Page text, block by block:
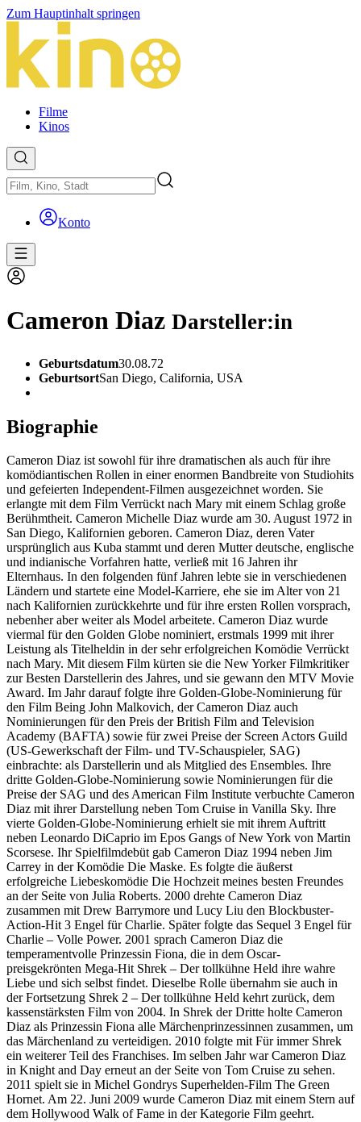
Zum Hauptinhalt springen
Filme
Kinos
Konto
Cameron Diaz Darsteller:in
Geburtsdatum30.08.72
GeburtsortSan Diego, California, USA
Biographie
Cameron Diaz ist sowohl für ihre dramatischen als auch für ihre
komödiantischen Rollen in einer enormen Bandbreite von Studiohits
und gefeierten Independent-Filmen ausgezeichnet worden. Sie
erlangte mit dem Film Verrückt nach Mary mit einem Schlag große
Berühmtheit. Cameron Michelle Diaz wurde am 30. August 1972 in
San Diego, Kalifornien geboren. Cameron Diaz, deren Vater
ursprünglich aus Kuba stammt und deren Mutter deutsche, englische
und indianische Vorfahren hatte, verließ mit 16 Jahren ihr
Elternhaus. In den folgenden fünf Jahren lebte sie in verschiedenen
Ländern und startete eine Model-Karriere, ehe sie im Alter von 21
nach Kalifornien zurückkehrte und für ihre ersten Rollen vorsprach,
nebenher aber weiter als Model arbeitete. Cameron Diaz wurde
viermal für den Golden Globe nominiert, erstmals 1999 mit ihrer
Leistung als Titelheldin in der sehr erfolgreichen Komödie Verrückt
nach Mary. Mit diesem Film kürten sie die New Yorker Filmkritiker
zur Besten Darstellerin des Jahres, und sie gewann den MTV Movie
Award. Im Jahr darauf folgte ihre Golden-Globe-Nominierung für
den Film Being John Malkovich, der Cameron Diaz auch
Nominierungen für den Preis der British Film and Television
Academy (BAFTA) sowie für zwei Preise der Screen Actors Guild
(US-Gewerkschaft der Film- und TV-Schauspieler, SAG)
einbrachte: als Darstellerin und als Mitglied des Ensembles. Ihre
dritte Golden-Globe-Nominierung sowie Nominierungen für die
Preise der SAG und des American Film Institute verbuchte Cameron
Diaz mit ihrer Darstellung neben Tom Cruise in Vanilla Sky. Ihre
vierte Golden-Globe-Nominierung erhielt sie mit ihrem Auftritt
neben Leonardo DiCaprio im Epos Gangs of New York von Martin
Scorsese. Ihr Spielfilmdebüt gab Cameron Diaz 1994 neben Jim
Carrey in der Komödie Die Maske. Es folgte die äußerst
erfolgreiche Liebeskomödie Die Hochzeit meines besten Freundes
an der Seite von Julia Roberts. 2000 drehte Cameron Diaz
zusammen mit Drew Barrymore und Lucy Liu den Blockbuster-
Action-Hit 3 Engel für Charlie. Später folgte das Sequel 3 Engel für
Charlie – Volle Power. 2001 sprach Cameron Diaz die
temperamentvolle Prinzessin Fiona, die in dem Oscar-
preisgekrönten Mega-Hit Shrek – Der tollkühne Held ihre wahre
Liebe und sich selbst findet. Dieselbe Rolle übernahm sie auch in
der Fortsetzung Shrek 2 – Der tollkühne Held kehrt zurück, dem
kassenstärksten Film von 2004. In Shrek der Dritte holte Cameron
Diaz als Prinzessin Fiona alle Märchenprinzessinnen zusammen, um
das Märchenland zu verteidigen. 2010 folgte mit Für immer Shrek
ein weiterer Teil des Franchises. Im selben Jahr war Cameron Diaz
in Knight and Day erneut an der Seite von Tom Cruise zu sehen.
2011 spielt sie in Michel Gondrys Superhelden-Film The Green
Hornet. Am 22. Juni 2009 wurde Cameron Diaz mit einem Stern auf
dem Hollywood Walk of Fame in der Kategorie Film geehrt.